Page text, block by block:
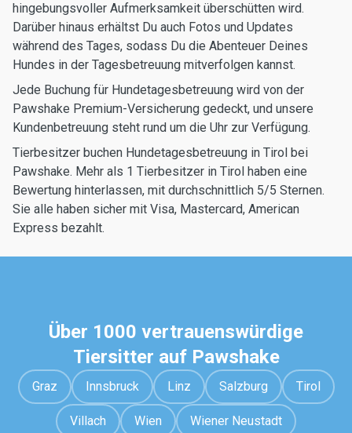
hingebungsvoller Aufmerksamkeit überschütten wird.
Darüber hinaus erhältst Du auch Fotos und Updates
während des Tages, sodass Du die Abenteuer Deines
Hundes in der Tagesbetreuung mitverfolgen kannst.
Jede Buchung für Hundetagesbetreuung wird von der
Pawshake Premium-Versicherung gedeckt, und unsere
Kundenbetreuung steht rund um die Uhr zur Verfügung.
Tierbesitzer buchen Hundetagesbetreuung in Tirol bei
Pawshake. Mehr als 1 Tierbesitzer in Tirol haben eine
Bewertung hinterlassen, mit durchschnittlich 5/5 Sternen.
Sie alle haben sicher mit Visa, Mastercard, American
Express bezahlt.
Über 1000 vertrauenswürdige
Tiersitter auf Pawshake
Graz Innsbruck Linz Salzburg Tirol
Villach Wien Wiener Neustadt